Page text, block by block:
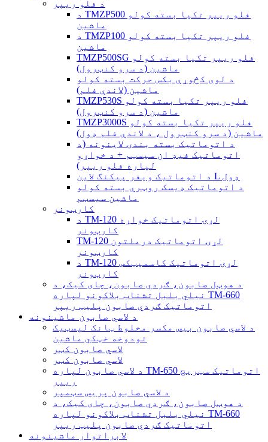
د فلو ریپر
د TMZP500 فلو ریپر تکیا بسته کولو
ماشین
د TMZP100 فلو ریپر تکیا بسته کولو
ماشین
TMZP500SG فلو ریپر تکیا بسته کولو
ماشین (د سرو کنټرول)
د لوی کڅوړې بکس حرکت بسته کولو
ماشین (لاندې فلم)
TMZP530S فلو ریپر تکیا بسته کولو
ماشین (د سرو کنټرول)
TMZP3000S فلو ریپر تکیا بسته کولو
ماشین (د سرو کنټرول ، د لاندې فلم ډول)
د اتوماتیک بسته بندۍ لاینونه (د
اتوماتیک فیډ ان سیسټم + د خواړو
لپاره فلو ریپر)
د اتوماتیک ویفر پیکنگ لاین L ډول
د اتوماتیک ډیسک روټري بسته کولو
ماشین سیسټم
کارټونر
د TM-120 لړۍ اتوماتیک خواړه
کارټونر
TM-120 لړۍ اتوماتیک درملتون
کارټونر
د TM-120 لړۍ اتوماتیک کاسمیټکس
کارټونر
د هوټل صابون، ګردي صابون، چای کیک، د
نیلي بلبل تشناب بلاکونو لپاره TM-660
اتوماتیک ګردي صابون پلیټ ریپر
د لاسي صابون ماشینونه
د لاسي صابون بیس مکسر مخلوط ټانک لپسټیک
تودوخه خټکي ماشین
لاسي صابون کټر
لاسي صابون کټر
د لاسي صابون لپاره TM-650 اتوماتیک سټریچ
ریپر
د لاسي صابون پریس سټمپر
د هوټل صابون، ګردي صابون، چای کیک، د
نیلي بلبل تشناب بلاکونو لپاره TM-660
اتوماتیک ګردي صابون پلیټ ریپر
لابراتوار ماشینونه